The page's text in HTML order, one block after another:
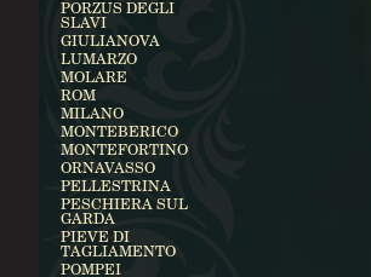
PORZUS DEGLI
SLAVI
GIULIANOVA
LUMARZO
MOLARE
ROM
MILANO
MONTEBERICO
MONTEFORTINO
ORNAVASSO
PELLESTRINA
PESCHIERA SUL
GARDA
PIEVE DI
TAGLIAMENTO
POMPEI